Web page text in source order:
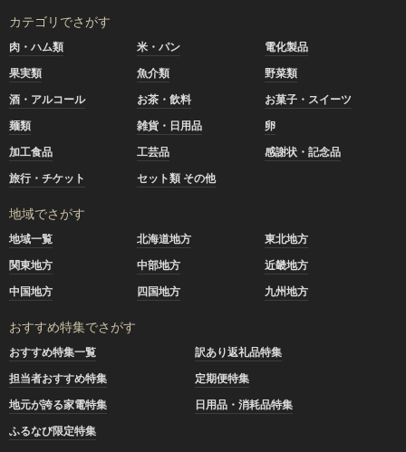
カテゴリでさがす
肉・ハム類 米・パン
電化製品
果実類
魚介類
野菜類
酒・アルコール
お茶・飲料
お菓子・スイーツ
麺類
雑貨・日用品
卵
加工食品
工芸品
感謝状・記念品
旅行・チケット
セット類 その他
地域でさがす
地域一覧 北海道地方
東北地方
関東地方
中部地方
近畿地方
中国地方
四国地方 九州地方
おすすめ特集でさがす
おすすめ特集一覧
訳あり返礼品特集
担当者おすすめ特集
定期便特集
地元が誇る家電特集
日用品・消耗品特集
ふるなび限定特集